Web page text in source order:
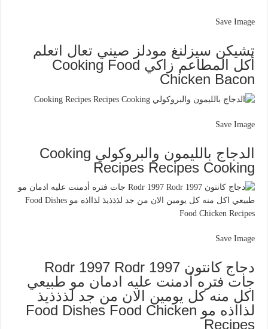
Save Image
تشيكن سيزلنغ مودلز صيني تعال اتعلم
أكل المطاعم زاكي Cooking Food
Chicken Bacon
Save Image
الدجاج بالليمون والبروكولي Cooking
Recipes Recipes Cooking
Save Image
دجاج كانتون Rodr 1997 Rodr 1997
جات فتره أدمنت عليه ادمان مو طبيعي
اكل منه كل يومين الان من جد لذذذيذ
لذااذه مو Food Dishes Food Chicken
Recipes